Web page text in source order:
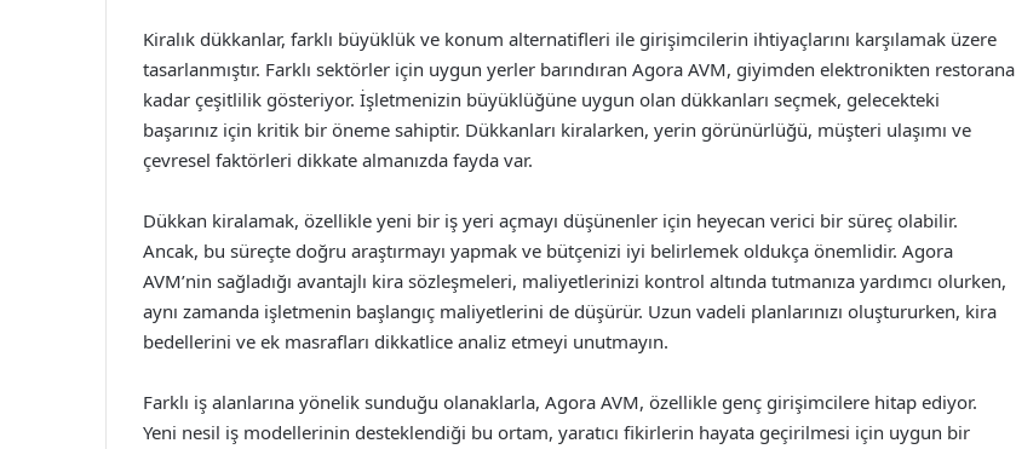
Kiralık dükkanlar, farklı büyüklük ve konum alternatifleri ile girişimcilerin ihtiyaçlarını karşılamak üzere
tasarlanmıştır. Farklı sektörler için uygun yerler barındıran Agora AVM, giyimden elektronikten restorana
kadar çeşitlilik gösteriyor. İşletmenizin büyüklüğüne uygun olan dükkanları seçmek, gelecekteki
başarınız için kritik bir öneme sahiptir. Dükkanları kiralarken, yerin görünürlüğü, müşteri ulaşımı ve
çevresel faktörleri dikkate almanızda fayda var.
Dükkan kiralamak, özellikle yeni bir iş yeri açmayı düşünenler için heyecan verici bir süreç olabilir.
Ancak, bu süreçte doğru araştırmayı yapmak ve bütçenizi iyi belirlemek oldukça önemlidir. Agora
AVM’nin sağladığı avantajlı kira sözleşmeleri, maliyetlerinizi kontrol altında tutmanıza yardımcı olurken,
aynı zamanda işletmenin başlangıç maliyetlerini de düşürür. Uzun vadeli planlarınızı oluştururken, kira
bedellerini ve ek masrafları dikkatlice analiz etmeyi unutmayın.
Farklı iş alanlarına yönelik sunduğu olanaklarla, Agora AVM, özellikle genç girişimcilere hitap ediyor.
Yeni nesil iş modellerinin desteklendiği bu ortam, yaratıcı fikirlerin hayata geçirilmesi için uygun bir